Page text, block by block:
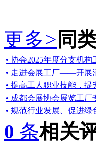
更多> 同
• 协会2025年度分支机构
• 走进会展工厂——开展
• 提高工人职业技能，提
• 成都会展协会展览工
• 规范行业发展、促进
0 条相关